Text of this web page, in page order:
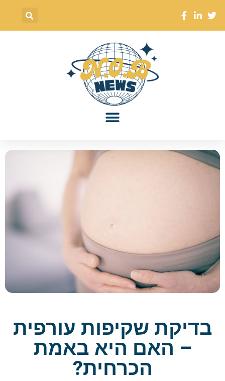
בדיקת שקיפות עורפית
– האם היא באמת
הכרחית?